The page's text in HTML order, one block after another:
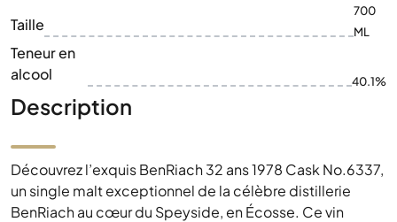
Taille
700
ML
Teneur en
alcool
40.1%
Description
Découvrez l’exquis BenRiach 32 ans 1978 Cask No.6337,
un single malt exceptionnel de la célèbre distillerie
BenRiach au cœur du Speyside, en Écosse. Ce vin